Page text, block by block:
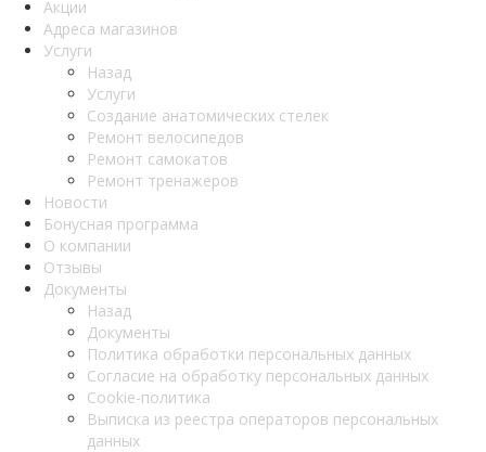
Акции
Адреса магазинов
Услуги
Назад
Услуги
Создание анатомических стелек
Ремонт велосипедов
Ремонт самокатов
Ремонт тренажеров
Новости
Бонусная программа
О компании
Отзывы
Документы
Назад
Документы
Политика обработки персональных данных
Согласие на обработку персональных данных
Cookie-политика
Выписка из реестра операторов персональных
данных